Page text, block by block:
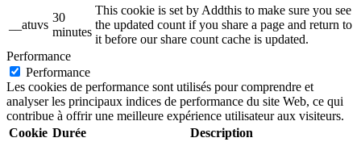
__atuvs
30
minutes
This cookie is set by Addthis to make sure you see
the updated count if you share a page and return to
it before our share count cache is updated.
Performance
Performance
Les cookies de performance sont utilisés pour comprendre et
analyser les principaux indices de performance du site Web, ce qui
contribue à offrir une meilleure expérience utilisateur aux visiteurs.
Cookie Durée Description